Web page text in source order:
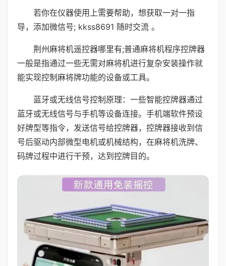
若你在仪器使用上需要帮助，想获取一对一指
导，添加微信号; kkss8691 随时交流 。
荆州麻将机遥控器哪里有;普通麻将机程序控牌器
一般是指通过一些无需对麻将机进行复杂安装操作就
能实现控制麻将牌功能的设备或工具。
蓝牙或无线信号控制原理：一些智能控牌器通过
蓝牙或无线信号与手机等设备连接。手机端软件预设
好牌型等指令，发送信号给控牌器，控牌器接收到信
号后驱动内部微型电机或机械结构，在麻将机洗牌、
码牌过程中进行干预，达到控牌目的。